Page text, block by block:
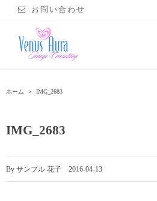
お問い合わせ
ホーム ＞ IMG_2683
IMG_2683
By サンプル 花子 2016-04-13